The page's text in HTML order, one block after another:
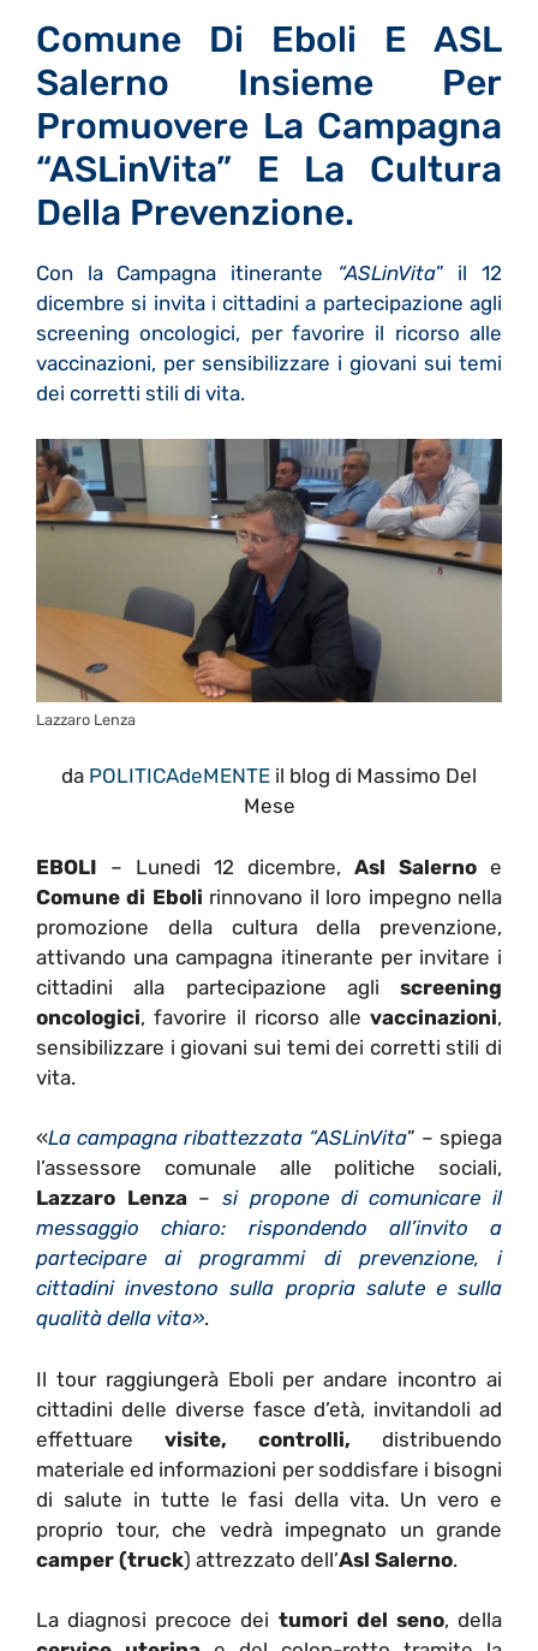
Comune Di Eboli E ASL
Salerno Insieme Per
Promuovere La Campagna
“ASLinVita” E La Cultura
Della Prevenzione.
Con la Campagna itinerante “ASLinVita” il 12
dicembre si invita i cittadini a partecipazione agli
screening oncologici, per favorire il ricorso alle
vaccinazioni, per sensibilizzare i giovani sui temi
dei corretti stili di vita.
Lazzaro Lenza
da POLITICAdeMENTE il blog di Massimo Del
Mese
EBOLI – Lunedi 12 dicembre, Asl Salerno e
Comune di Eboli rinnovano il loro impegno nella
promozione della cultura della prevenzione,
attivando una campagna itinerante per invitare i
cittadini alla partecipazione agli screening
oncologici, favorire il ricorso alle vaccinazioni,
sensibilizzare i giovani sui temi dei corretti stili di
vita.
«La campagna ribattezzata “ASLinVita” – spiega
l’assessore comunale alle politiche sociali,
Lazzaro Lenza– si propone di comunicare il
messaggio chiaro: rispondendo all’invito a
partecipare ai programmi di prevenzione, i
cittadini investono sulla propria salute e sulla
qualità della vita».
Il tour raggiungerà Eboli per andare incontro ai
cittadini delle diverse fasce d’età, invitandoli ad
effettuare visite, controlli, distribuendo
materiale ed informazioni per soddisfare i bisogni
di salute in tutte le fasi della vita. Un vero e
proprio tour, che vedrà impegnato un grande
camper (truck) attrezzato dell’Asl Salerno.
La diagnosi precoce dei tumori del seno, della